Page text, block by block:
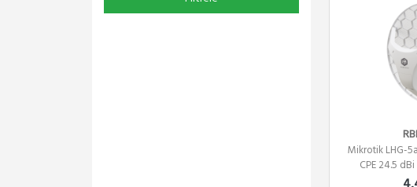
Compex
Mikrotik LHG-
CPE 24.5